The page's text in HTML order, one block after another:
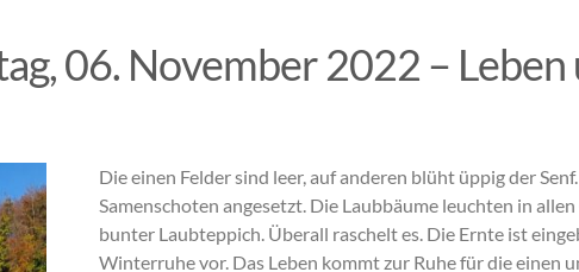
06. November 2022 – Leben
Die einen Felder sind leer, auf anderen blüht üppig der
Samenschoten angesetzt. Die Laubbäume leuchten in
bunter Laubteppich. Überall raschelt es. Die Ernte ist
Winterruhe vor. Das Leben kommt zur Ruhe für die einen